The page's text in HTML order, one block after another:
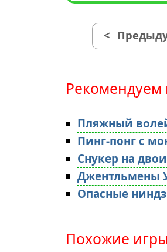
<
Рекомендуем
Пляжный
Пинг-понг с
Снукер на
Джентльмены
Опасные
Похожие